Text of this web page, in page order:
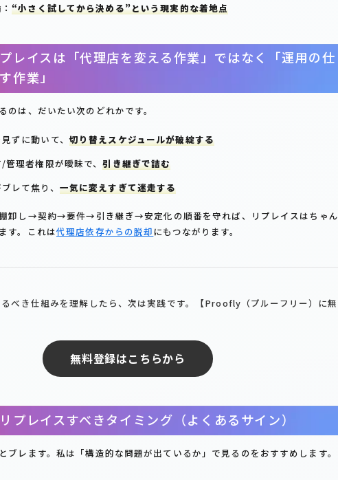
“小さく試してから決める”という現実的な着地点
レイスは「代理店を変える作業」ではなく「運用の仕
作業」
のは、だいたい次のどれかです。
ずに動いて、切り替えスケジュールが破綻する
管理者権限が曖昧で、引き継ぎで詰む
レて焦り、 一気に変えすぎて迷走する
卸し→契約→要件→引き継ぎ→安定化の順番を守れば、リプレイスはちゃん
す。これは代理店依存からの脱却にもつながります。
べき仕組みを理解したら、次は実践です。【Proofly（プルーフリー）に無
無料登録はこちらから
プレイスすべきタイミング（よくあるサイン）
ブレます。私は「構造的な問題が出ているか」で見るのをおすすめします。